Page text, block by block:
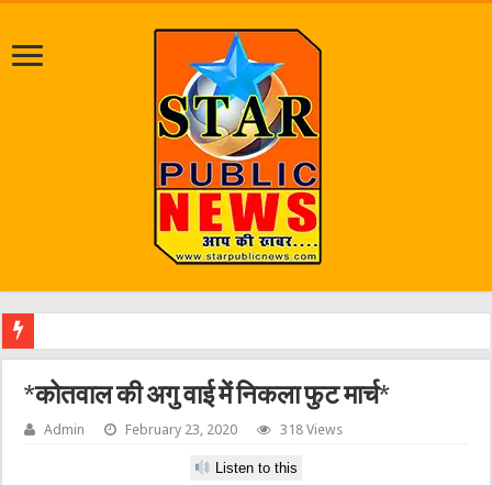
*कोतवाल की अगु वाई में निकला फुट मार्च*
Admin February 23, 2020 318 Views
Listen to this